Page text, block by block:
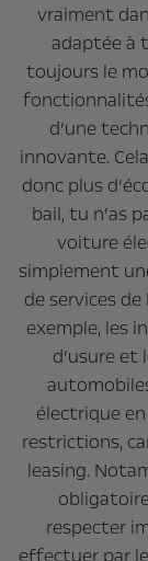
vraiment
adaptée à
toujours le
d’une
innovante.
donc plus
bail, tu n’as
voiture
simplement
de services
exemple, les
d’usure et
électrique
restrictions,
leasing.
respecter
effectuer par